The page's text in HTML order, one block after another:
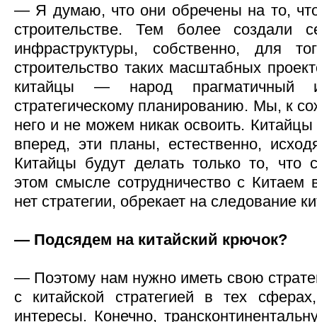
— Я думаю, что они обречены на то,
строительстве. Тем более создали
инфраструктуры, собственно, для
строительство таких масштабных
китайцы — народ
стратегическому планированию. Мы, к
него и не можем никак освоить.
вперед, эти планы, естественно,
Китайцы будут делать только то, что
этом смысле сотрудничество с Китаем
нет стратегии, обрекает на следование
— Подсядем на китайский крючок?
— Поэтому нам нужно иметь свою
с китайской стратегией в тех
интересы. Конечно,